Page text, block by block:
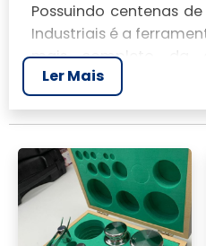
Possuindo centenas
Industriais é a
mais completo da
realizar um
balanças toledo,
anuciantes a seguir:
Veja mais:
Manutenção de
Balança|Conserto
Calibragem de Balança
Ler Mais